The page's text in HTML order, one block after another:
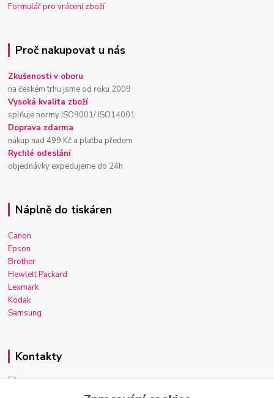
Formulář pro vrácení zboží
Proč nakupovat u nás
Zkušenosti v oboru
na českém trhu jsme od roku 2009
Vysoká kvalita zboží
splňuje normy ISO9001/ ISO14001
Doprava zdarma
nákup nad 499 Kč a platba předem
Rychlé odeslání
objednávky expedujeme do 24h
Náplně do tiskáren
Canon
Epson
Brother
Hewlett Packard
Lexmark
Kodak
Samsung
Kontakty